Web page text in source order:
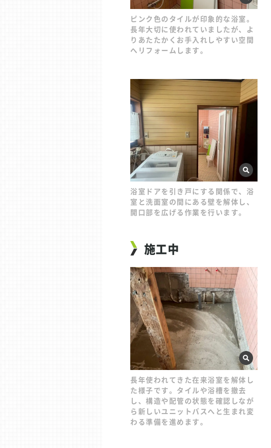
ピンク色のタイルが印象的な浴室。
長年大切に使われていましたが、よ
りあたたかくお手入れしやすい空間
へリフォームします。
浴室ドアを引き戸にする関係で、浴
室と洗面室の間にある壁を解体し、
開口部を広げる作業を行います。
施工中
長年使われてきた在来浴室を解体し
た様子です。タイルや浴槽を撤去
し、構造や配管の状態を確認しなが
ら新しいユニットバスへと生まれ変
わる準備を進めます。